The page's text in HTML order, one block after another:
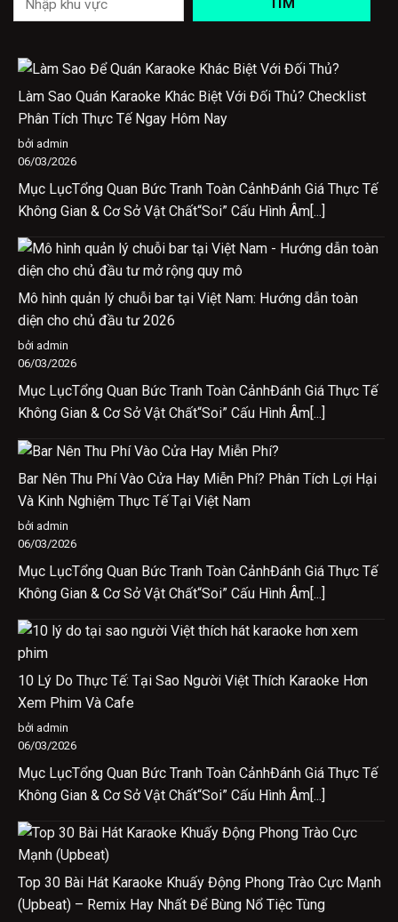
TÌM
Làm Sao Quán Karaoke Khác Biệt Với Đối Thủ? Checklist
Phân Tích Thực Tế Ngay Hôm Nay
bởi admin
06/03/2026
Mục LụcTổng Quan Bức Tranh Toàn CảnhĐánh Giá Thực Tế
Không Gian & Cơ Sở Vật Chất“Soi” Cấu Hình Âm[...]
Mô hình quản lý chuỗi bar tại Việt Nam: Hướng dẫn toàn
diện cho chủ đầu tư 2026
bởi admin
06/03/2026
Mục LụcTổng Quan Bức Tranh Toàn CảnhĐánh Giá Thực Tế
Không Gian & Cơ Sở Vật Chất“Soi” Cấu Hình Âm[...]
Bar Nên Thu Phí Vào Cửa Hay Miễn Phí? Phân Tích Lợi Hại
Và Kinh Nghiệm Thực Tế Tại Việt Nam
bởi admin
06/03/2026
Mục LụcTổng Quan Bức Tranh Toàn CảnhĐánh Giá Thực Tế
Không Gian & Cơ Sở Vật Chất“Soi” Cấu Hình Âm[...]
10 Lý Do Thực Tế: Tại Sao Người Việt Thích Karaoke Hơn
Xem Phim Và Cafe
bởi admin
06/03/2026
Mục LụcTổng Quan Bức Tranh Toàn CảnhĐánh Giá Thực Tế
Không Gian & Cơ Sở Vật Chất“Soi” Cấu Hình Âm[...]
Top 30 Bài Hát Karaoke Khuấy Động Phong Trào Cực Mạnh
(Upbeat) – Remix Hay Nhất Để Bùng Nổ Tiệc Tùng